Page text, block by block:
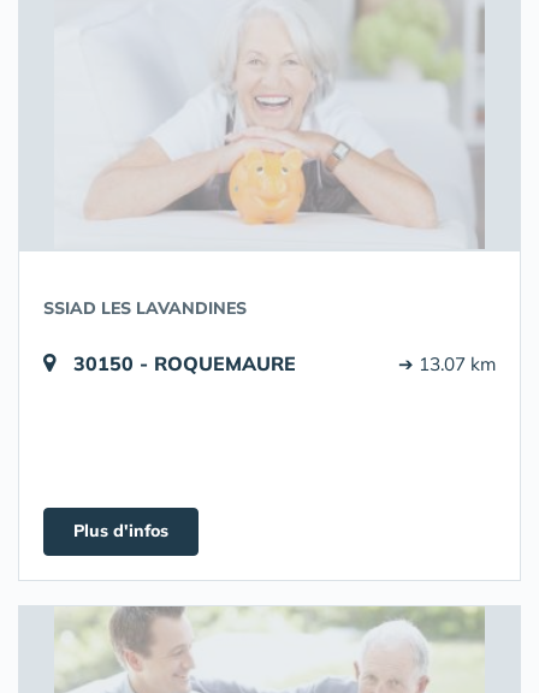
SSIAD LES LAVANDINES
30150 - ROQUEMAURE ➔ 13.07 km
Plus d'infos